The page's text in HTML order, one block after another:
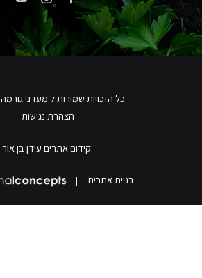
כל הזכויות שמורות ל מעדני גורמה 2026 ©
הצהרת נגישות
קידום אתרים עידן בן אור
בניית אתרים |